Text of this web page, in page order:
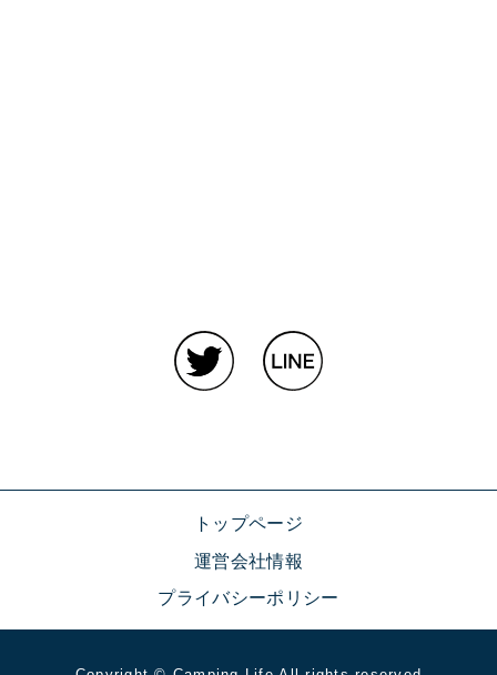
トップページ
運営会社情報
プライバシーポリシー